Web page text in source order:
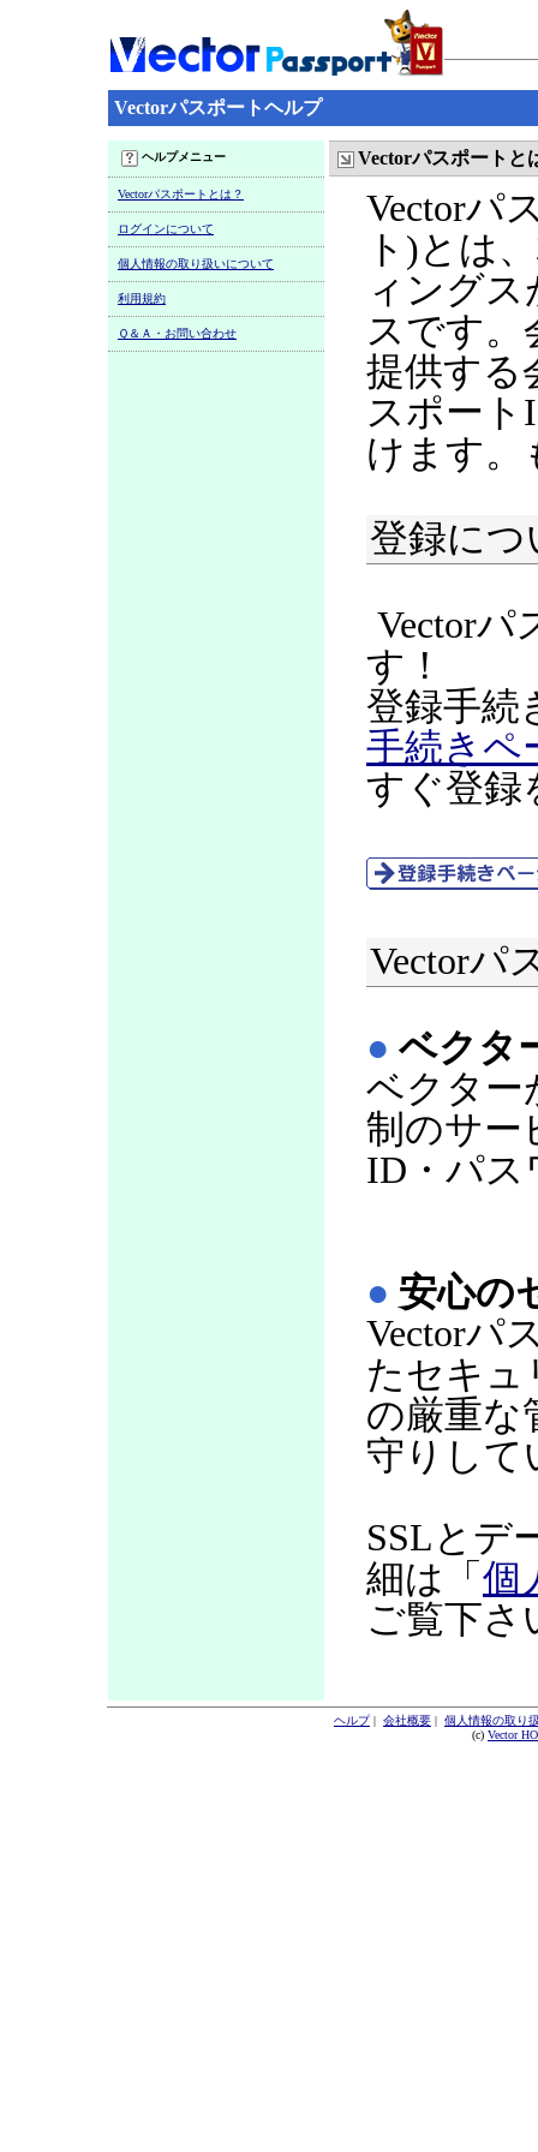
Vectorパスポートヘルプ
ヘルプメニュー
Vectorパスポートとは？
ログインについて
個人情報の取り扱いについて
利用規約
Ｑ＆Ａ・お問い合わせ
Vectorパスポートと
Vectorパ
ト)とは
ィング
スです。
提供する
スポート
けます。
登録につ
Vectorパ
す！
登録手続
手続きペ
すぐ登録
Vectorパ
● ベクタ
ベクター
制のサー
ID・パス
● 安心の
Vectorパ
たセキュ
の厳重な
守りして
SSLとデ
細は「 個
ご覧下さ
ヘルプ| 会社概要 | 個人情報の取り
(c) Vector